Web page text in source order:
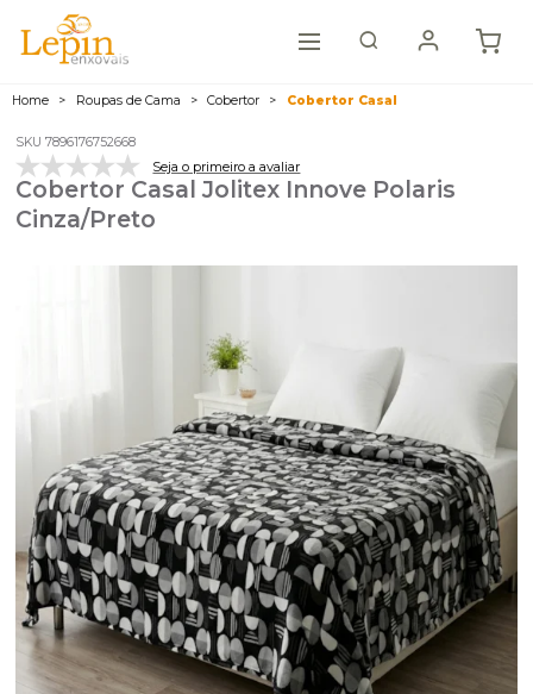
Home Roupas de Cama Cobertor Cobertor Casal
SKU 7896176752668
Seja o primeiro a avaliar
Cobertor Casal Jolitex Innove Polaris
Cinza/Preto